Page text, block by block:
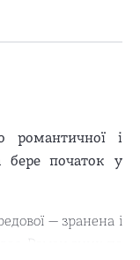
романтичної і
бере початок у
— зранена і